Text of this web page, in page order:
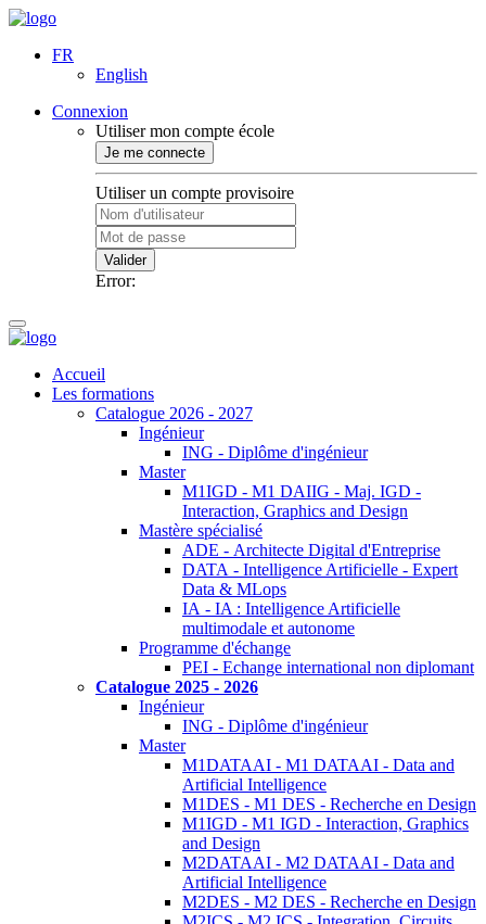
FR
English
Connexion
Utiliser mon compte école
Je me connecte
Utiliser un compte provisoire
Valider
Error:
Accueil
Les formations
Catalogue 2026 - 2027
Ingénieur
ING - Diplôme d'ingénieur
Master
M1IGD - M1 DAIIG - Maj. IGD -
Interaction, Graphics and Design
Mastère spécialisé
ADE - Architecte Digital d'Entreprise
DATA - Intelligence Artificielle - Expert
Data & MLops
IA - IA : Intelligence Artificielle
multimodale et autonome
Programme d'échange
PEI - Echange international non diplomant
Catalogue 2025 - 2026
Ingénieur
ING - Diplôme d'ingénieur
Master
M1DATAAI - M1 DATAAI - Data and
Artificial Intelligence
M1DES - M1 DES - Recherche en Design
M1IGD - M1 IGD - Interaction, Graphics
and Design
M2DATAAI - M2 DATAAI - Data and
Artificial Intelligence
M2DES - M2 DES - Recherche en Design